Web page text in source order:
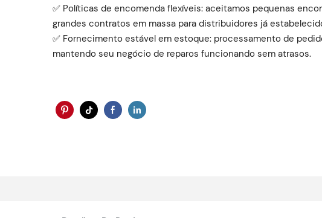
✅ Políticas de encomenda flexíveis: aceitamos pequenas
grandes contratos em massa para distribuidores já
✅ Fornecimento estável em estoque: processamento de
mantendo seu negócio de reparos funcionando sem atrasos.